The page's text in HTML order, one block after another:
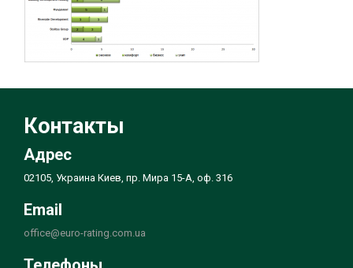
Контакты
Адрес
02105, Украина Киев, пр. Мира 15-А, оф. 316
Email
office@euro-rating.com.ua